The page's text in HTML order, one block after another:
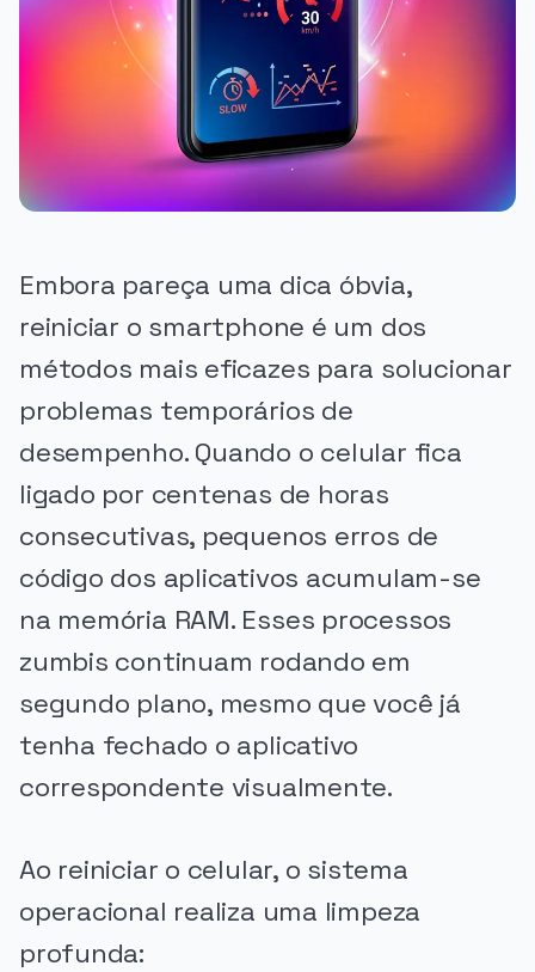
Embora pareça uma dica óbvia,
reiniciar o smartphone é um dos
métodos mais eficazes para solucionar
problemas temporários de
desempenho. Quando o celular fica
ligado por centenas de horas
consecutivas, pequenos erros de
código dos aplicativos acumulam-se
na memória RAM. Esses processos
zumbis continuam rodando em
segundo plano, mesmo que você já
tenha fechado o aplicativo
correspondente visualmente.
Ao reiniciar o celular, o sistema
operacional realiza uma limpeza
profunda: